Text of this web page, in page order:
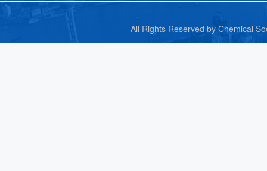
All Rights Reserved by Chemical